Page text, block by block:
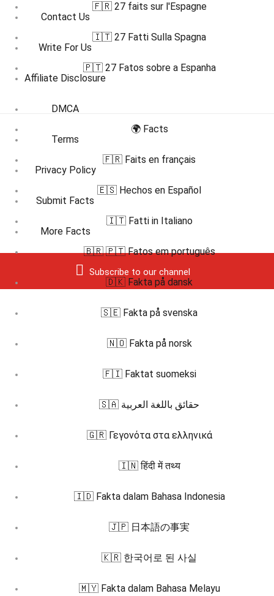
Contact Us
Write For Us
Affiliate Disclosure
DMCA
Terms
Privacy Policy
Submit Facts
More Facts
Subscribe to our channel
🇫🇷 27 faits sur l'Espagne
🇮🇹 27 Fatti Sulla Spagna
🇵🇹 27 Fatos sobre a Espanha
🌍 Facts
🇫🇷 Faits en français
🇪🇸 Hechos en Español
🇮🇹 Fatti in Italiano
🇧🇷 🇵🇹 Fatos em português
🇩🇰 Fakta på dansk
🇸🇪 Fakta på svenska
🇳🇴 Fakta på norsk
🇫🇮 Faktat suomeksi
🇸🇦 حقائق باللغة العربية
🇬🇷 Γεγονότα στα ελληνικά
🇮🇳 हिंदी में तथ्य
🇮🇩 Fakta dalam Bahasa Indonesia
🇯🇵 日本語の事実
🇰🇷 한국어로 된 사실
🇲🇾 Fakta dalam Bahasa Melayu